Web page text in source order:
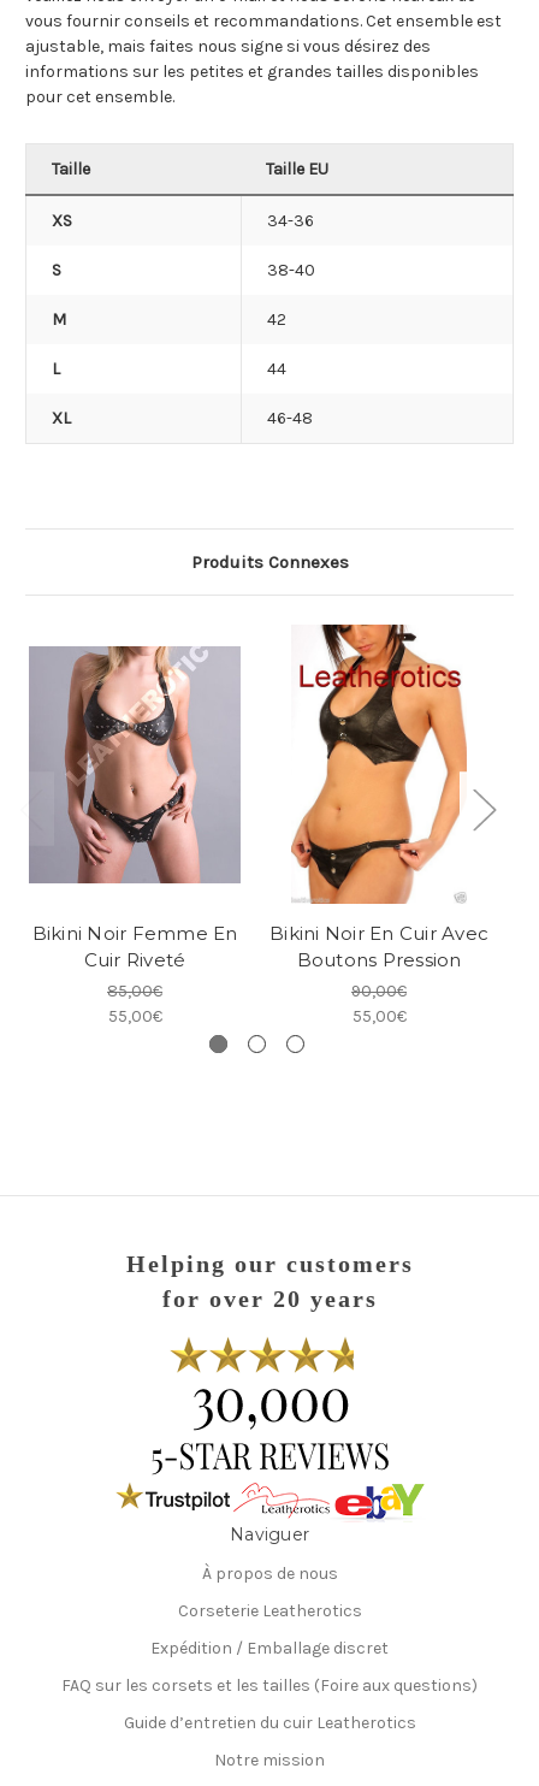
vous fournir conseils et recommandations. Cet ensemble est
ajustable, mais faites nous signe si vous désirez des
informations sur les petites et grandes tailles disponibles
pour cet ensemble.
Taille Taille EU
XS 34-36
S 38-40
M 42
L 44
XL 46-48
Produits Connexes
Bikini Noir Femme En
Cuir Riveté
85,00€
55,00€
Bikini Noir En Cuir Avec
Boutons Pression
90,00€
55,00€
Helping our customers
for over 20 years
Naviguer
À propos de nous
Corseterie Leatherotics
Expédition / Emballage discret
FAQ sur les corsets et les tailles (Foire aux questions)
Guide d’entretien du cuir Leatherotics
Notre mission